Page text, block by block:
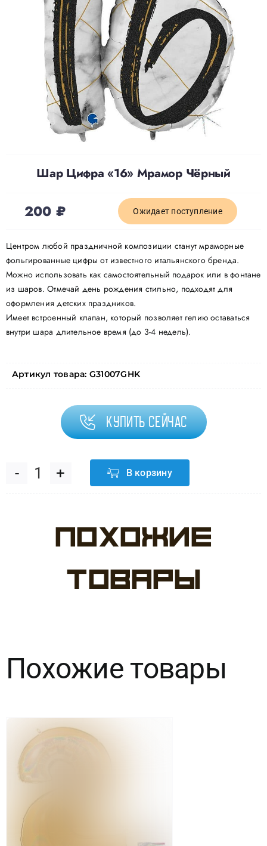
Доставка
О нас
Отзывы
Шар Цифра «16» Мрамор Чёрный
200₽ Ожидает поступление
Центром любой праздничной композиции станут мраморные
фольгированные цифры от известного итальянского бренда.
Можно использовать как самостоятельный подарок или в фонтане
из шаров. Отмечай день рождения стильно, подходят для
оформления детских праздников.
Имеет встроенный клапан, который позволяет гелию оставаться
внутри шара длительное время (до 3-4 недель).
Артикул товара: G31007GHK
Купить сейчас
Количество
Шар
В корзину
Похожие
товары
Похожие товары